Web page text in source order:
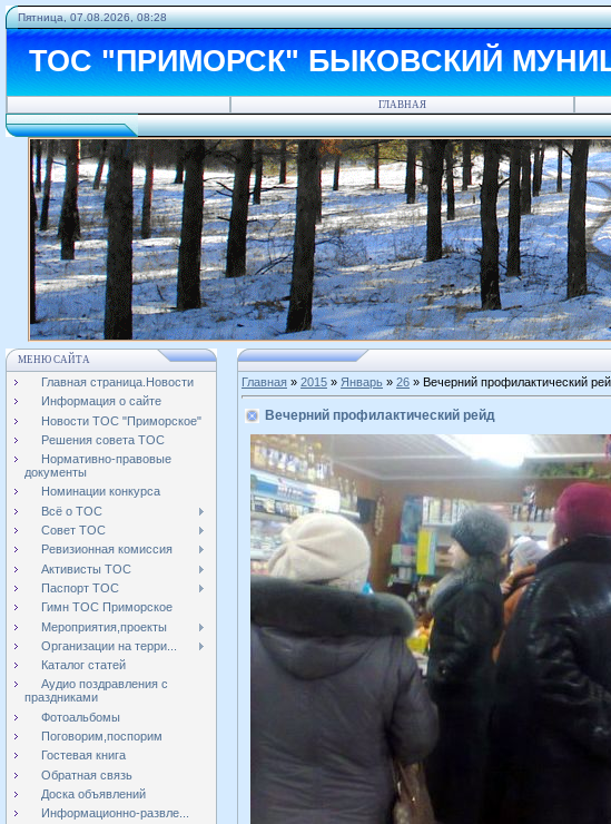
Пятница, 07.08.2026, 08:28
ТОС "ПРИМОРСК" БЫКОВСКИЙ
ГЛАВНАЯ
МЕНЮ САЙТА
Главная страница.Новости
Информация о сайте
Новости ТОС "Приморское"
Решения совета ТОС
Нормативно-правовые
документы
Номинации конкурса
Всё о ТОС
Совет ТОС
Ревизионная комиссия
Активисты ТОС
Паспорт ТОС
Гимн ТОС Приморское
Мероприятия,проекты
Организации на терри...
Каталог статей
Аудио поздравления с
праздниками
Фотоальбомы
Поговорим,поспорим
Гостевая книга
Обратная связь
Доска объявлений
Информационно-развле...
Главная » 2015 » Январь » 26 » Вечерний профилактический
Вечерний профилактический рейд